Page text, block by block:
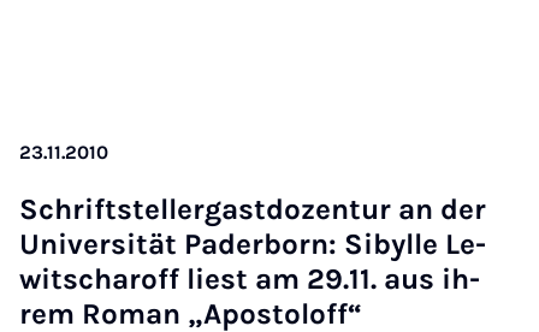
23.11.2010
Schrift­steller­gast­do­zen­tur an der
Uni­ver­si­tät Pa­der­born: Si­byl­le Le­
wit­scha­roff liest am 29.11. aus ih­
rem Ro­man „Apo­sto­loff“